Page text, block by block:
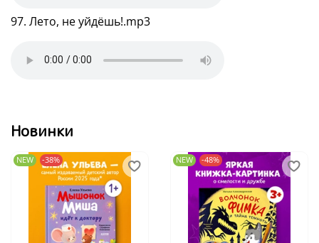
97. Лето, не уйдёшь!.mp3
Новинки
NEW -38% NEW -48%